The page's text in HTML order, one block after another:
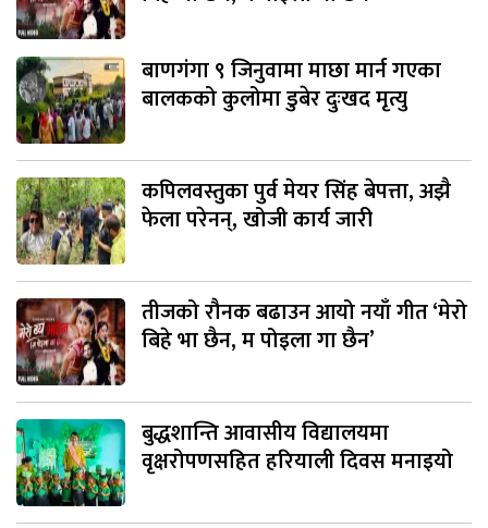
बाणगंगा ९ जिनुवामा माछा मार्न गएका
बालकको कुलोमा डुबेर दुःखद मृत्यु
कपिलवस्तुका पुर्व मेयर सिंह बेपत्ता, अझै
फेला परेनन्, खोजी कार्य जारी
तीजको रौनक बढाउन आयो नयाँ गीत ‘मेरो
बिहे भा छैन, म पोइला गा छैन’
बुद्धशान्ति आवासीय विद्यालयमा
वृक्षरोपणसहित हरियाली दिवस मनाइयो